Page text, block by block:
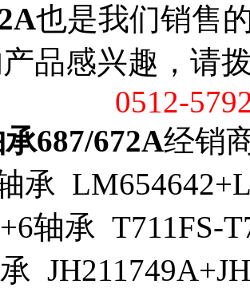
也是我们销售
品感兴趣，请
0512-
687/672A经销
承
轴承 T711FS-
承